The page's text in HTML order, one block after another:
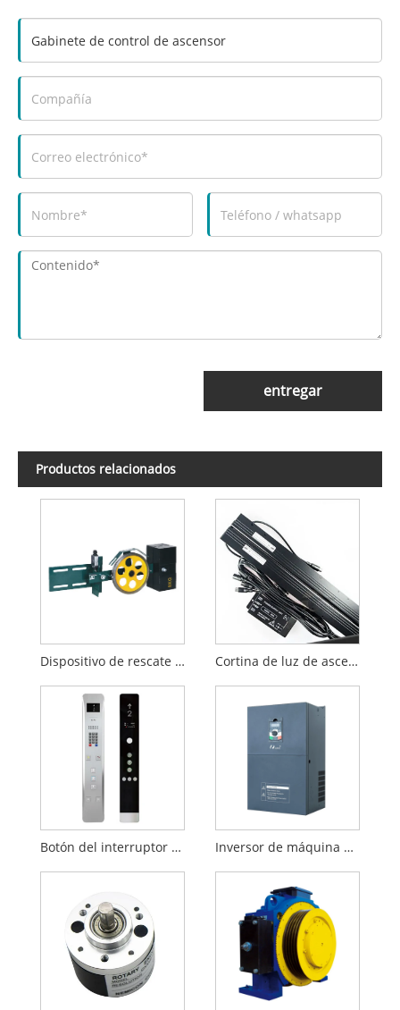
entregar
Productos relacionados
Dispositivo de rescate de emergencia para ascensores Cortina de luz de ascensor
Botón del interruptor del ascensor Inversor de máquina de puerta de ascensor